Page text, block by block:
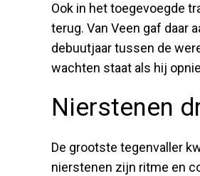
Ook in het toegevoegde
terug. Van Veen gaf daar
debuutjaar tussen de
wachten staat als hij
Nierstenen
De grootste tegenvaller
nierstenen zijn ritme en